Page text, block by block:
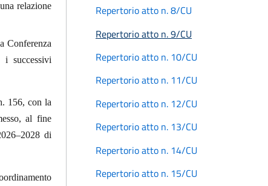
relazione
Conferenza
i successivi
156, con la
al fine
di
Repertorio atto n. 8/CU
Repertorio atto n. 9/CU
Repertorio atto n. 10/CU
Repertorio atto n. 11/CU
Repertorio atto n. 12/CU
Repertorio atto n. 13/CU
Repertorio atto n. 14/CU
Repertorio atto n. 15/CU